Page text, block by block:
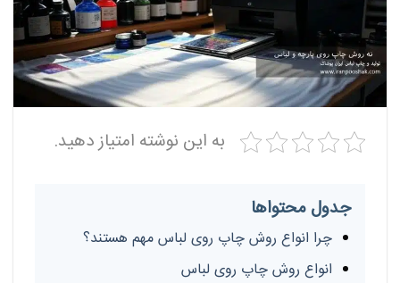
به این نوشته امتیاز دهید.
جدول محتواها
چرا انواع روش چاپ روی لباس مهم هستند؟
انواع روش چاپ روی لباس